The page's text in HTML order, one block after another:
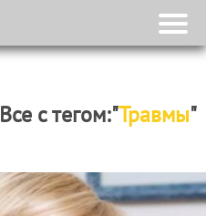
Все с тегом:" Травмы"